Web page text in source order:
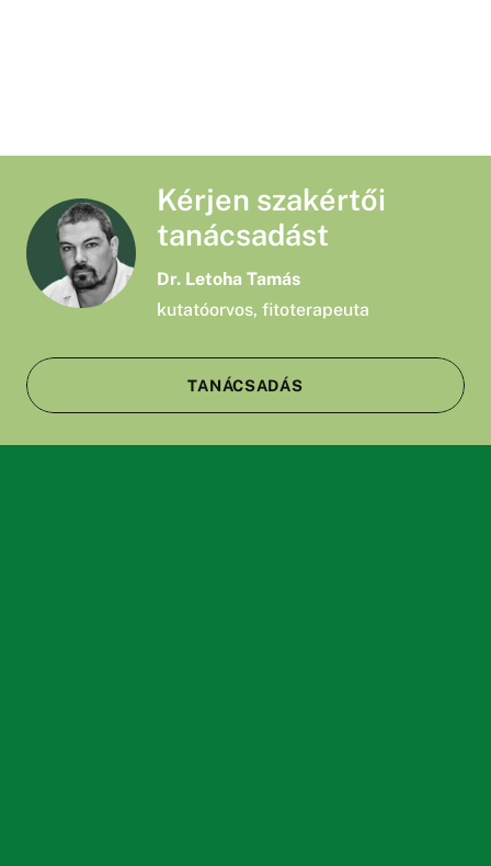
Kérjen szakértői
tanácsadást
Dr. Letoha Tamás
kutatóorvos, fitoterapeuta
TANÁCSADÁS